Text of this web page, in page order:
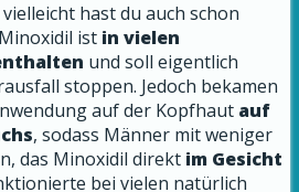
vielleicht hast du auch schon
ist in vielen
und soll eigentlich
stoppen. Jedoch bekamen
auf der Kopfhaut auf
, sodass Männer mit weniger
das Minoxidil direkt im Gesicht
bei vielen natürlich